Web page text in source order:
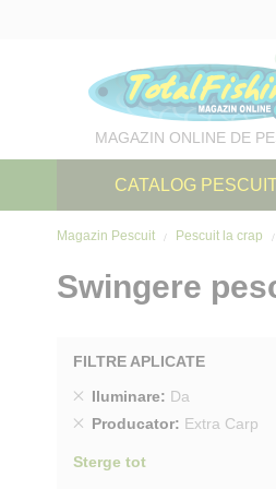
MAGAZIN ONLINE DE
CATALOG
Magazin Pescuit Pescuit la crap
Swingere
FILTRE APLICATE
Iluminare
Da
Sterge
produs
Producator Extra Carp
Sterge
Sterge tot